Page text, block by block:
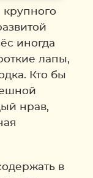
крупного
иногда
лапы,
Кто бы
нрав,
в